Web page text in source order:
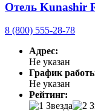
Отель Kunashir
8 (800) 555-28-78
Адрес:
Не указан
График
Не указан
Рейтинг: